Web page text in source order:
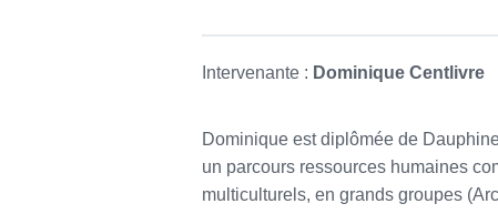
Intervenante : Dominique Centlivre
Dominique est diplômée de
un parcours ressources humaines
multiculturels, en grands groupes